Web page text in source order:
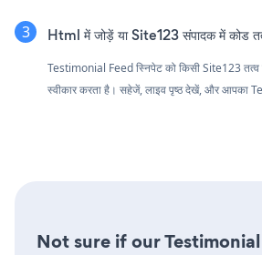
Html में जोड़ें या Site123 संपादक में कोड
Testimonial Feed स्निपेट को किसी Site123 तत्व
स्वीकार करता है। सहेजें, लाइव पृष्ठ देखें, और आपका
Not sure if our